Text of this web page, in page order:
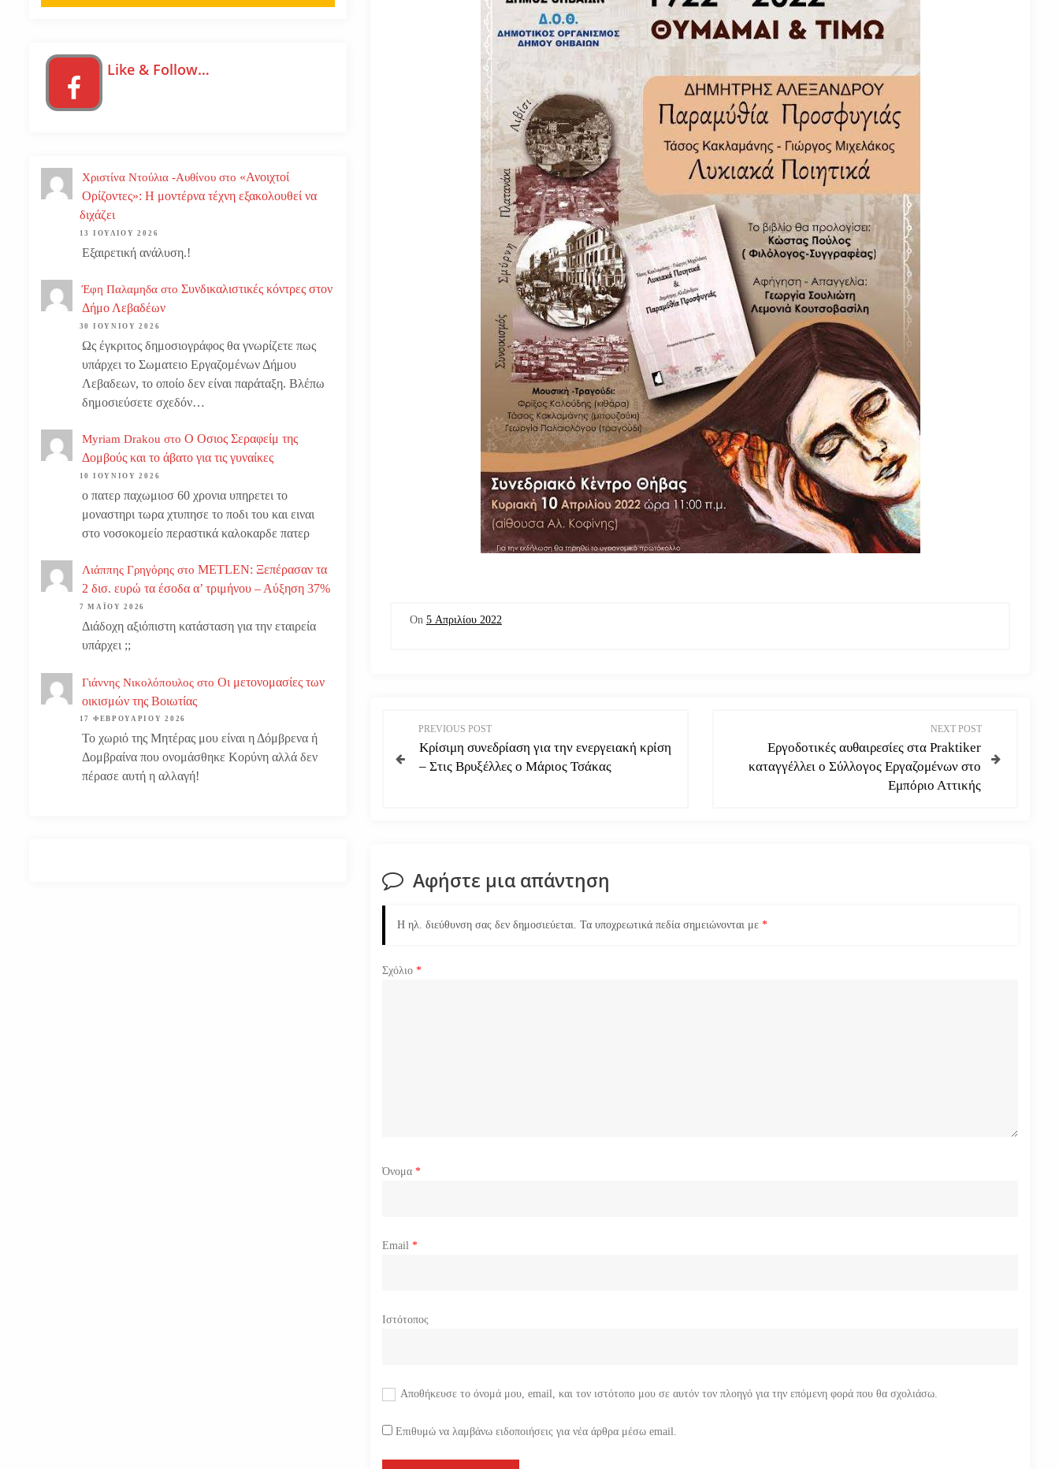
On 5 Απριλίου 2022
λ
γ
η
σ
η
PREVIOUS POST
Κρίσιμη συνεδρίαση για την ενεργειακή κρίση
– Στις Βρυξέλλες ο Μάριος Τσάκας
NEXT POST
Εργοδοτικές αυθαιρεσίες στα Praktiker
καταγγέλλει ο Σύλλογος Εργαζομένων στο
Εμπόριο Αττικής
Αφήστε μια απάντηση
Η ηλ. διεύθυνση σας δεν δημοσιεύεται. Τα υποχρεωτικά πεδία σημειώνονται με*
Σχόλιο*
Όνομα*
Email*
Ιστότοπος
Αποθήκευσε το όνομά μου, email, και τον ιστότοπο μου σε αυτόν τον πλοηγό για την επόμενη φορά που θα σχολιάσω.
Επιθυμώ να λαμβάνω ειδοποιήσεις για νέα άρθρα μέσω email.
Like & Follow…
Χριστίνα Ντούλια -Αυθίνου στο «Ανοιχτοί
Ορίζοντες»: Η μοντέρνα τέχνη εξακολουθεί να
διχάζει
13 ΙΟΥΛΊΟΥ 2026
Εξαιρετική ανάλυση.!
Έφη Παλαμηδα στο Συνδικαλιστικές κόντρες στον
Δήμο Λεβαδέων
30 ΙΟΥΝΊΟΥ 2026
Ως έγκριτος δημοσιογράφος θα γνωρίζετε πως
υπάρχει το Σωματειο Εργαζομένων Δήμου
Λεβαδεων, το οποίο δεν είναι παράταξη. Βλέπω
δημοσιεύσετε σχεδόν…
Myriam Drakou στο Ο Οσιος Σεραφείμ της
Δομβούς και το άβατο για τις γυναίκες
10 ΙΟΥΝΊΟΥ 2026
ο πατερ παχωμιοσ 60 χρονια υπηρετει το
μοναστηρι τωρα χτυπησε το ποδι του και ειναι
στο νοσοκομείο περαστικά καλοκαρδε πατερ
Λιάππης Γρηγόρης στο METLEN: Ξεπέρασαν τα
2 δισ. ευρώ τα έσοδα α’ τριμήνου – Αύξηση 37%
7 ΜΑΪ́ΟΥ 2026
Διάδοχη αξιόπιστη κατάσταση για την εταιρεία
υπάρχει ;;
Γιάννης Νικολόπουλος στο Οι μετονομασίες των
οικισμών της Βοιωτίας
17 ΦΕΒΡΟΥΑΡΊΟΥ 2026
Το χωριό της Μητέρας μου είναι η Δόμβρενα ή
Δομβραίνα που ονομάσθηκε Κορύνη αλλά δεν
πέρασε αυτή η αλλαγή!